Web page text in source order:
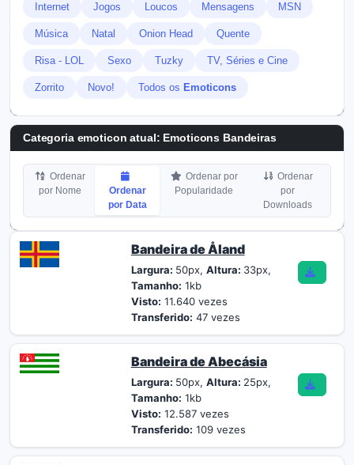
Internet Jogos Loucos Mensagens MSN
Música Natal Onion Head Quente
Risa - LOL Sexo Tuzky TV, Séries e Cine
Zorrito Novo! Todos os Emoticons
Categoria emoticon atual: Emoticons Bandeiras
Ordenar
por Nome
Ordenar
por Data
Ordenar por
Popularidade
Ordenar
por
Downloads
Bandeira de Åland
Largura: 50px, Altura: 33px,
Tamanho: 1kb
Visto: 11.640 vezes
Transferido: 47 vezes
Bandeira de Abecásia
Largura: 50px, Altura: 25px,
Tamanho: 1kb
Visto: 12.587 vezes
Transferido: 109 vezes